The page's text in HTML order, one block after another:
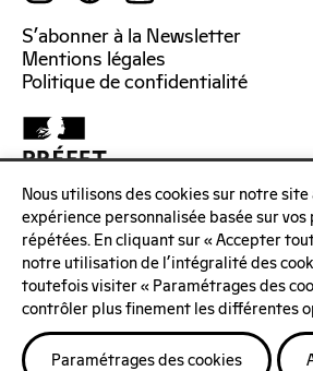
S’abonner à la Newsletter
Mentions légales
Politique de confidentialité
Nous utilisons des cookies sur notre
expérience personnalisée basée sur
répétées. En cliquant sur « Accepter
notre utilisation de l'intégralité des
toutefois visiter « Paramétrages des
contrôler plus finement les différentes
Paramétrages des cookies